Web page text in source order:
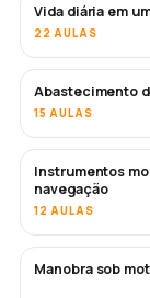
Vida diária em
22 AULAS
Abastecimento
15 AULAS
Instrumentos
navegação
12 AULAS
Manobra sob